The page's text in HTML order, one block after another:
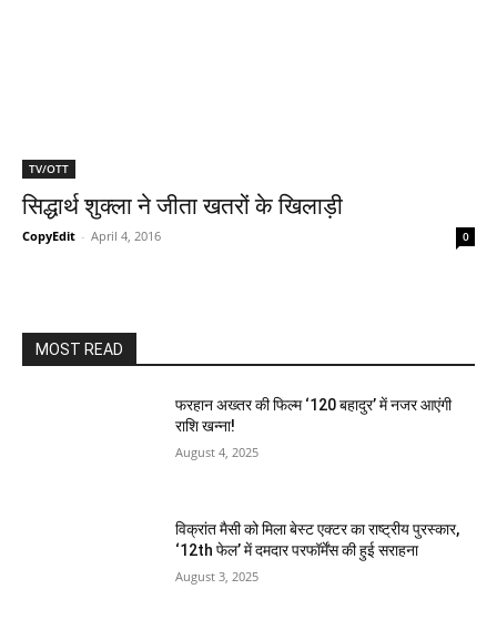
TV/OTT
सिद्धार्थ शुक्ला ने जीता खतरों के खिलाड़ी
CopyEdit - April 4, 2016 0
MOST READ
फरहान अख्तर की फिल्म ‘120 बहादुर’ में नजर आएंगी
राशि खन्ना!
August 4, 2025
विक्रांत मैसी को मिला बेस्ट एक्टर का राष्ट्रीय पुरस्कार,
‘12th फेल’ में दमदार परफॉर्मेंस की हुई सराहना
August 3, 2025